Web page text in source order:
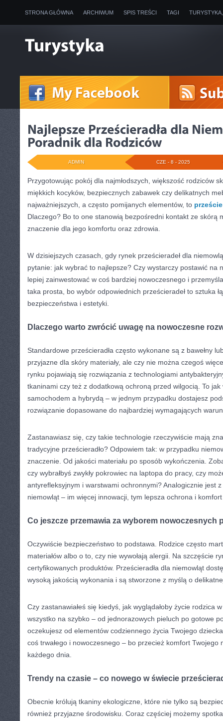
STRONA GŁÓWNA ARCHIWUM SPIS TREŚCI TAGI
CZE - 8 - 2025
ADMIN
Przygotowując pokój dla najmłodszych, większość rodziców
miękkich kocyków, bezpiecznych zabawek czy delikatnych
najważniejszych, a często pomijanych elementów, to
Dlaczego? Bo to one stanowią bezpośredni kontakt ze skórą
znaczenie dla jego komfortu oraz zdrowia.
W dzisiejszych czasach, gdy rynek prześcieradeł dla
pytanie: jak wybrać to najlepsze? Czy wystarczy postawić na
lepiej zainwestować w coś bardziej nowoczesnego i
taka prosta, bo wybór odpowiednich prześcieradeł to sztuka
bezpieczeństwa i estetyki.
Dlaczego warto zwrócić uwagę na nowoczesne
Standardowe prześcieradła często wykonane są z bawełny
przyjazne dla skóry materiały, ale czy nie można czegoś
rynku pojawiają się rozwiązania z technologiami
tkaninami czy też z dodatkową ochroną przed wilgocią. To jak
samochodem a hybrydą – w jednym przypadku dostajesz
rozwiązanie dopasowane do najbardziej wymagających
Zastanawiasz się, czy takie technologie rzeczywiście mają
tradycyjne prześcieradło? Odpowiem tak: w przypadku
znaczenie. Od jakości materiału po sposób wykończenia.
czy wybrałbyś zwykły pokrowiec na laptopa do pracy, czy
antyrefleksyjnym i warstwami ochronnymi? Analogicznie jest z
niemowląt – im więcej innowacji, tym lepsza ochrona i
Co jeszcze przemawia za wyborem nowoczesnych
Oczywiście bezpieczeństwo to podstawa. Rodzice często
materiałów albo o to, czy nie wywołają alergii. Na szczęście
certyfikowanych produktów. Prześcieradła dla niemowląt
wysoką jakością wykonania i są stworzone z myślą o
Czy zastanawiałeś się kiedyś, jak wyglądałoby życie rodzica
wszystko na szybko – od jednorazowych pieluch po gotowe
oczekujesz od elementów codziennego życia Twojego
coś trwałego i nowoczesnego – bo przecież komfort
każdego dnia.
Trendy na czasie – co nowego w świecie
Obecnie królują tkaniny ekologiczne, które nie tylko są
również przyjazne środowisku. Coraz częściej możemy